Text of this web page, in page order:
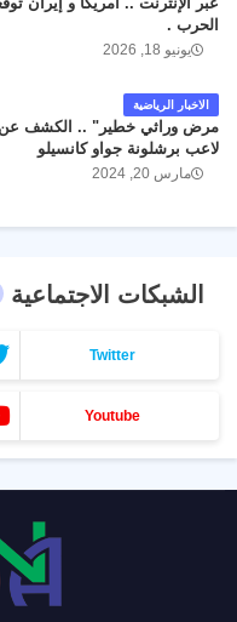
الحرب .
يونيو 18, 2026
الاخبار الرياضية
مرض وراثي خطير" .. الكشف عن
لاعب برشلونة جواو كانسيلو
مارس 20, 2024
الشبكات الاجتماعية
Twitter
Youtube